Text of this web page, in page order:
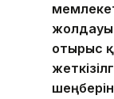
отырыс